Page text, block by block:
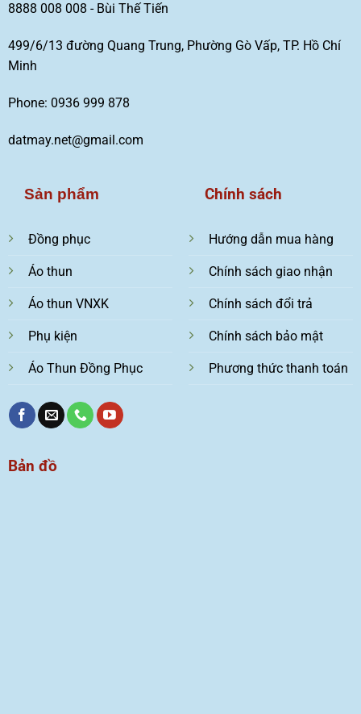
8888 008 008 - Bùi Thế Tiến
499/6/13 đường Quang Trung, Phường Gò Vấp, TP. Hồ Chí
Minh
Phone: 0936 999 878
datmay.net@gmail.com
Sản phẩm
Đồng phục
Áo thun
Áo thun VNXK
Phụ kiện
Áo Thun Đồng Phục
Chính sách
Hướng dẫn mua hàng
Chính sách giao nhận
Chính sách đổi trả
Chính sách bảo mật
Phương thức thanh toán
Bản đồ